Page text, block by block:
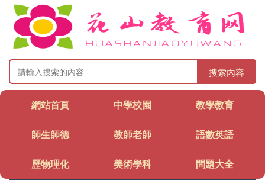
搜索內容
網站首頁 中學校園 教學教育
師生師德 教師老師 語數英語
歷物理化 美術學科 問題大全